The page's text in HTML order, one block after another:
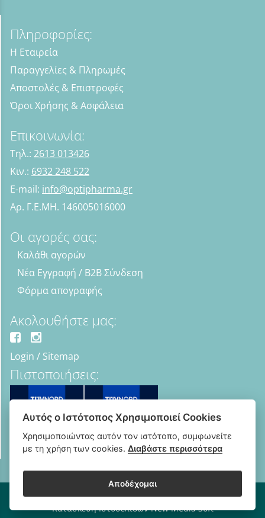
Πληροφορίες:
Η Εταιρεία
Παραγγελίες & Πληρωμές
Αποστολές & Επιστροφές
Όροι Χρήσης & Ασφάλεια
Επικοινωνία:
Τηλ.: 2613 013426
Κιν.: 6932 248 522
E-mail: info@optipharma.gr
Αρ. Γ.Ε.ΜΗ. 146005016000
Οι αγορές σας:
Καλάθι αγορών
Νέα Εγγραφή / B2B Σύνδεση
Φόρμα απογραφής
Ακολουθήστε μας:
Login / Sitemap
Πιστοποιήσεις:
Copyright © 2018 - 2026 B2B Οπτικά - Optipharma e-shop
Κατασκευή Ιστοσελίδων New Media Soft
Αυτός ο Ιστότοπος Χρησιμοποιεί Cookies
Χρησιμοποιώντας αυτόν τον ιστότοπο, συμφωνείτε
με τη χρήση των cookies.Διαβάστε περισσότερα
Αποδέχομαι